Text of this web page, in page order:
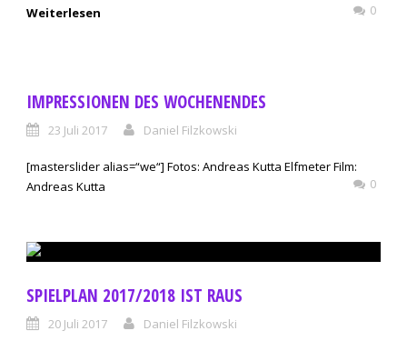
Weiterlesen 0
IMPRESSIONEN DES WOCHENENDES
23 Juli 2017 Daniel Filzkowski
[masterslider alias=“we“] Fotos: Andreas Kutta Elfmeter Film:
Andreas Kutta
0
SPIELPLAN 2017/2018 IST RAUS
20 Juli 2017 Daniel Filzkowski